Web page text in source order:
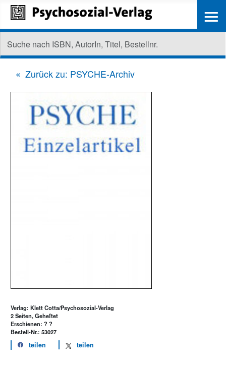
Zurück zu: PSYCHE-Archiv
Verlag: Klett Cotta/Psychosozial-Verlag
2 Seiten, Geheftet
Erschienen: ? ?
Bestell-Nr.: 53027
teilen teilen
≡